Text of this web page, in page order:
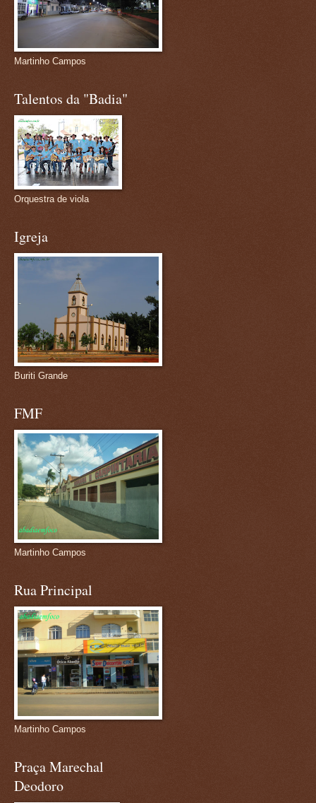
Martinho Campos
Talentos da "Badia"
Orquestra de viola
Igreja
Buriti Grande
FMF
Martinho Campos
Rua Principal
Martinho Campos
Praça Marechal
Deodoro